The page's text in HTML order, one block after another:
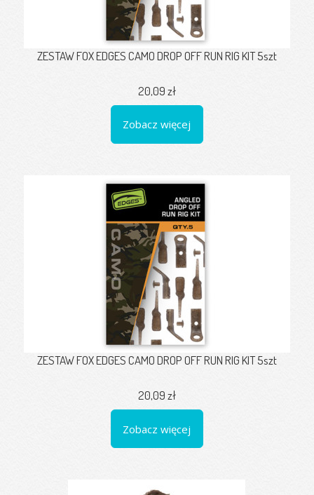
ZESTAW FOX EDGES CAMO DROP OFF RUN RIG KIT 5szt
20,09 zł
Zobacz więcej
ZESTAW FOX EDGES CAMO DROP OFF RUN RIG KIT 5szt
20,09 zł
Zobacz więcej